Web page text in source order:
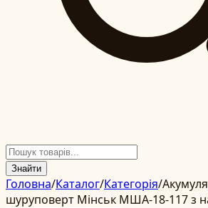
Знайти
Головна/Каталог/Категорія/
шуруповерт Мінськ МША-18-117 з